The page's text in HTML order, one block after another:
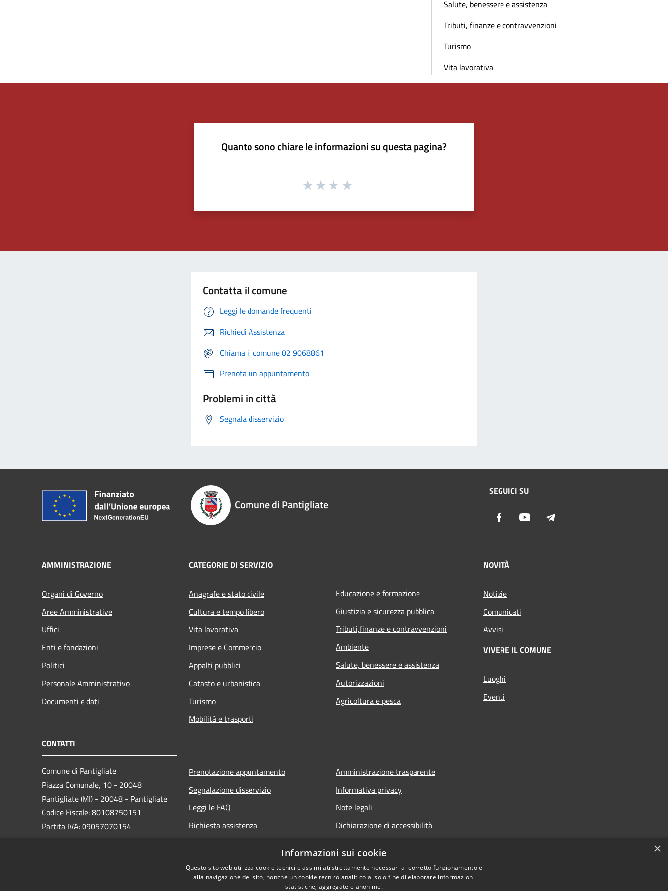
Salute, benessere e assistenza
Tributi, finanze e contravvenzioni
Turismo
Vita lavorativa
Quanto sono chiare le informazioni su questa pagina?
Contatta il comune
Leggi le domande frequenti
Richiedi Assistenza
Chiama il comune 02 9068861
Prenota un appuntamento
Problemi in città
Segnala disservizio
Comune di Pantigliate
SEGUICI SU
Facebook Youtube
AMMINISTRAZIONE
Organi di Governo
Aree Amministrative
Uffici
Enti e fondazioni
Politici
Personale Amministrativo
Documenti e dati
CATEGORIE DI SERVIZIO
Anagrafe e stato civile
Cultura e tempo libero
Vita lavorativa
Imprese e Commercio
Appalti pubblici
Catasto e urbanistica
Turismo
Mobilità e trasporti
Educazione e formazione
Giustizia e sicurezza pubblica
Tributi,finanze e contravvenzioni
Ambiente
Salute, benessere e assistenza
Autorizzazioni
Agricoltura e pesca
NOVITÀ
Notizie
Comunicati
Avvisi
VIVERE IL COMUNE
Luoghi
Eventi
CONTATTI
Comune di Pantigliate
Piazza Comunale, 10 - 20048
Pantigliate (MI) - 20048 - Pantigliate
Codice Fiscale: 80108750151
Partita IVA: 09057070154
Prenotazione appuntamento
Segnalazione disservizio
Leggi le FAQ
Richiesta assistenza
Amministrazione trasparente
Informativa privacy
Note legali
Dichiarazione di accessibilità
×
Informazioni sui cookie
Questo sito web utilizza cookie tecnici e assimilati strettamente necessari al corretto funzionamento e
alla navigazione del sito, nonché un cookie tecnico analitico al solo fine di elaborare informazioni
statistiche, aggregate e anonime.